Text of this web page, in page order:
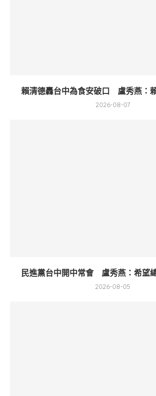
賴清德轟台中為食安破口 盧秀燕：
2026-08-07
民進黨台中開中常會 盧秀燕：希望
2026-08-05